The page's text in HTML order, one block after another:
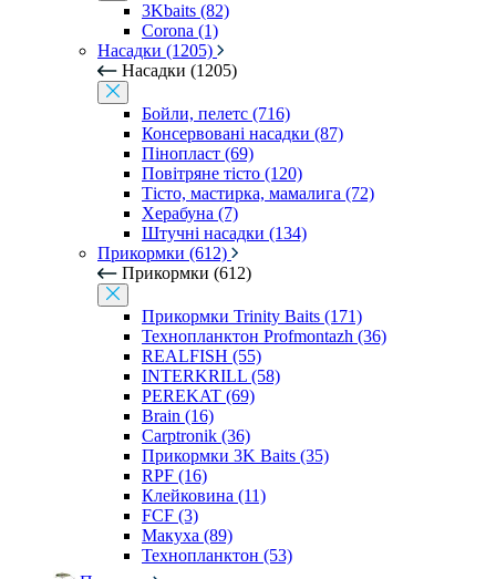
3Kbaits (82)
Corona (1)
Насадки (1205)
Насадки (1205)
Бойли, пелетс (716)
Консервовані насадки (87)
Пінопласт (69)
Повітряне тісто (120)
Тісто, мастирка, мамалига (72)
Херабуна (7)
Штучні насадки (134)
Прикормки (612)
Прикормки (612)
Прикормки Trinity Baits (171)
Технопланктон Profmontazh (36)
REALFISH (55)
INTERKRILL (58)
PEREKAT (69)
Brain (16)
Carptronik (36)
Прикормки 3K Baits (35)
RPF (16)
Клейковина (11)
FCF (3)
Макуха (89)
Технопланктон (53)